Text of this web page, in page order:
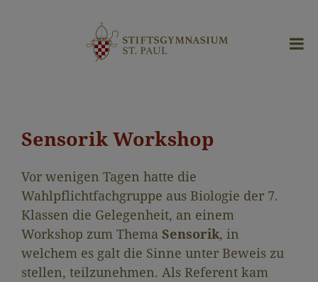
Sensorik Workshop
Vor wenigen Tagen hatte die
Wahlpflichtfachgruppe aus Biologie der 7.
Klassen die Gelegenheit, an einem
Workshop zum Thema Sensorik, in
welchem es galt die Sinne unter Beweis zu
stellen, teilzunehmen. Als Referent kam